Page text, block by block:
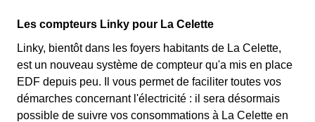
Les compteurs Linky pour La Celette
Linky, bientôt dans les foyers habitants de La Celette,
est un nouveau système de compteur qu'a mis en place
EDF depuis peu. Il vous permet de faciliter toutes vos
démarches concernant l'électricité : il sera désormais
possible de suivre vos consommations à La Celette en